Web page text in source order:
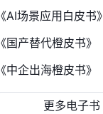
《AI场景应用白皮书》
《国产替代橙皮书》
《中企出海橙皮书》
更多电子书